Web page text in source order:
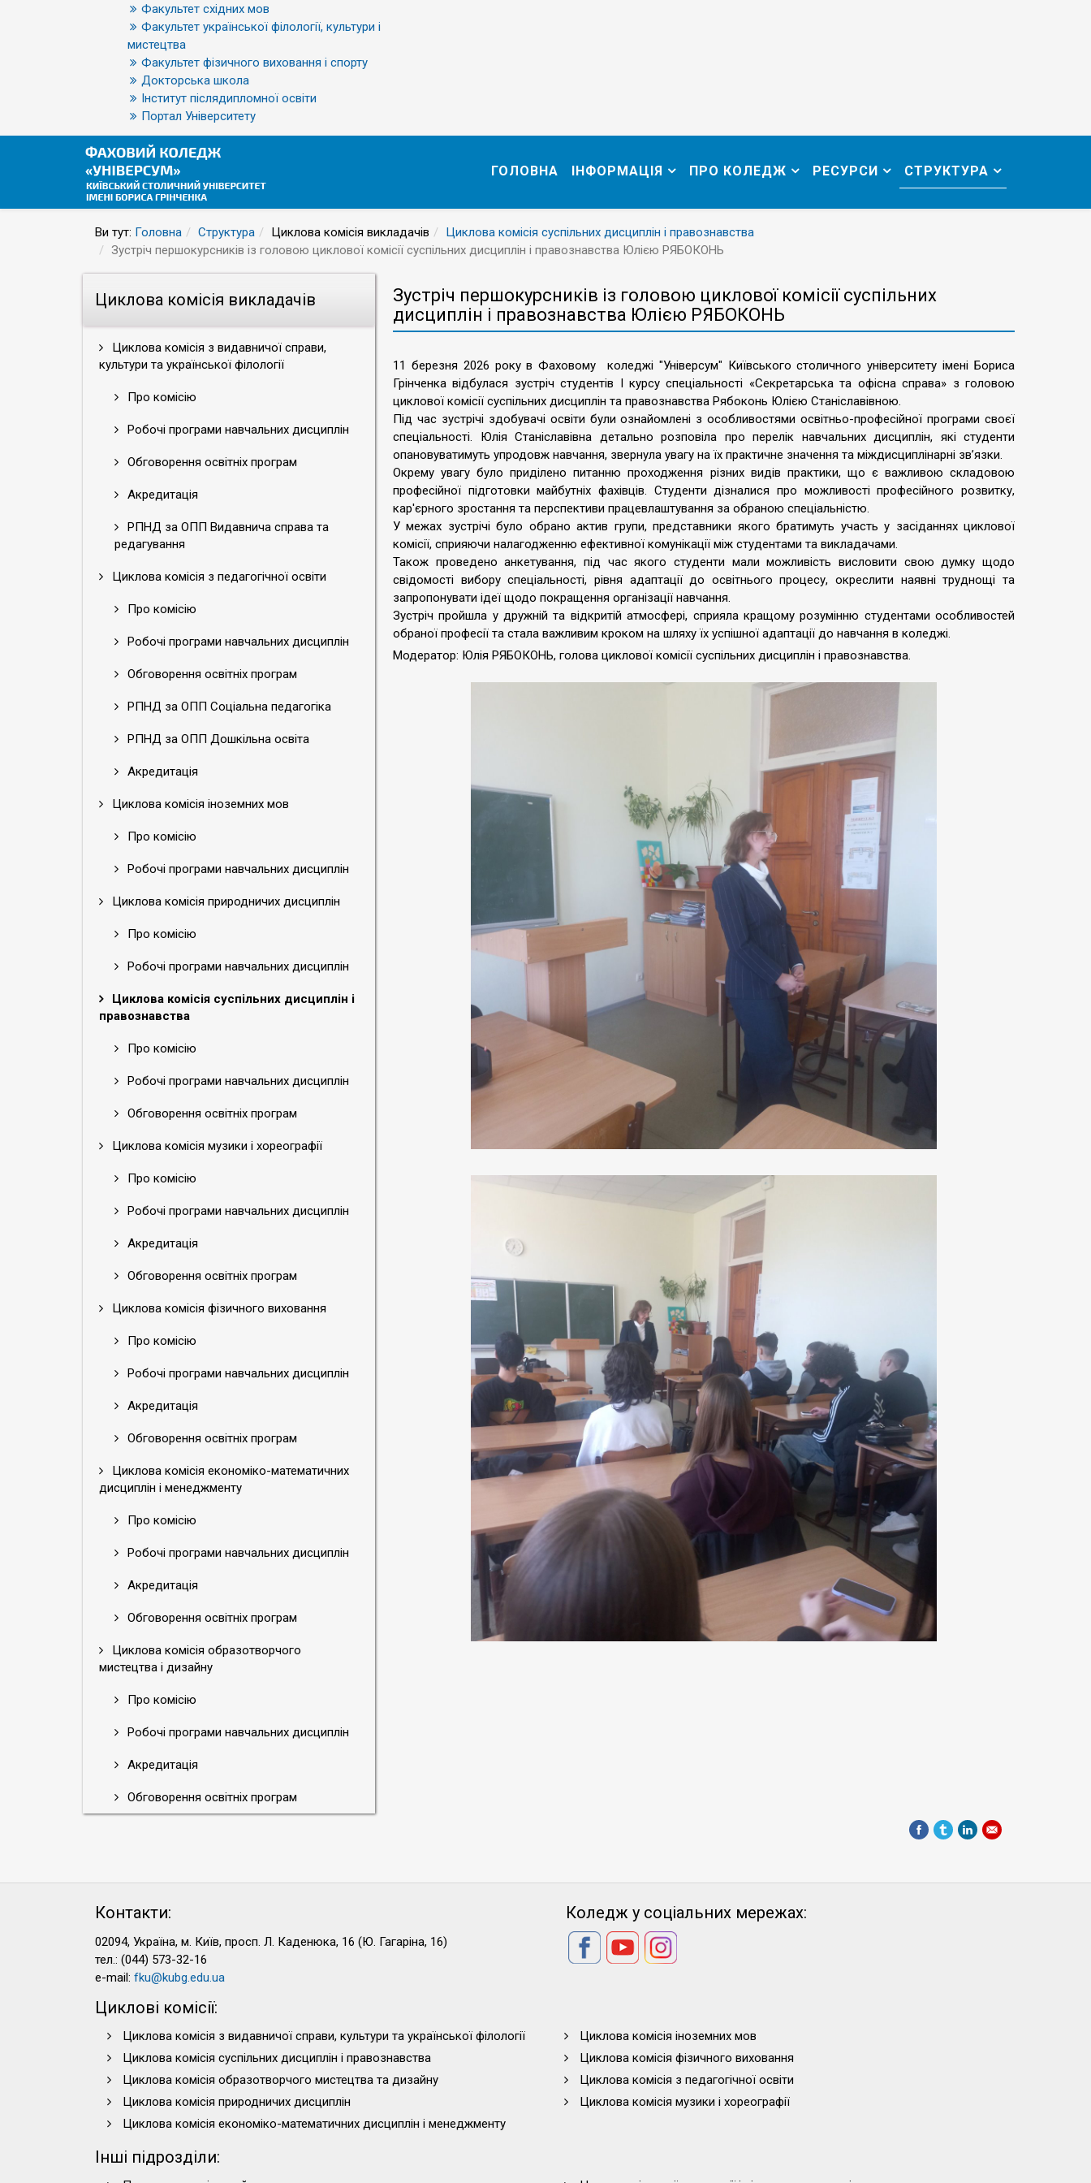
Факультет східних мов
Факультет української філології, культури і
мистецтва
Факультет фізичного виховання і спорту
Докторська школа
Інститут післядипломної освіти
Портал Університету
ГОЛОВНА ІНФОРМАЦІЯ ПРО КОЛЕДЖ РЕСУРСИ СТРУКТУРА
Ви тут: Головна Структура Циклова комісія викладачів
Циклова комісія суспільних дисциплін і правознавства
Зустріч першокурсників із головою циклової комісії суспільних дисциплін і правознавства Юлією РЯБОКОНЬ
Циклова комісія викладачів
Циклова комісія з видавничої справи,
культури та української філології
Про комісію
Робочі програми навчальних дисциплін
Обговорення освітніх програм
Акредитація
РПНД за ОПП Видавнича справа та
редагування
Циклова комісія з педагогічної освіти
Про комісію
Робочі програми навчальних дисциплін
Обговорення освітніх програм
РПНД за ОПП Соціальна педагогіка
РПНД за ОПП Дошкільна освіта
Акредитація
Циклова комісія іноземних мов
Про комісію
Робочі програми навчальних дисциплін
Циклова комісія природничих дисциплін
Про комісію
Робочі програми навчальних дисциплін
Циклова комісія суспільних дисциплін і
правознавства
Про комісію
Робочі програми навчальних дисциплін
Обговорення освітніх програм
Циклова комісія музики і хореографії
Про комісію
Робочі програми навчальних дисциплін
Акредитація
Обговорення освітніх програм
Циклова комісія фізичного виховання
Про комісію
Робочі програми навчальних дисциплін
Акредитація
Обговорення освітніх програм
Циклова комісія економіко-математичних
дисциплін і менеджменту
Про комісію
Робочі програми навчальних дисциплін
Акредитація
Обговорення освітніх програм
Циклова комісія образотворчого
мистецтва і дизайну
Про комісію
Робочі програми навчальних дисциплін
Акредитація
Обговорення освітніх програм
Зустріч першокурсників із головою циклової комісії суспільних
дисциплін і правознавства Юлією РЯБОКОНЬ
11 березня 2026 року в Фаховому коледжі "Універсум" Київського столичного університету імені Бориса
Грінченка відбулася зустріч студентів І курсу спеціальності «Секретарська та офісна справа» з головою
циклової комісії суспільних дисциплін та правознавства Рябоконь Юлією Станіславівною.
Під час зустрічі здобувачі освіти були ознайомлені з особливостями освітньо-професійної програми своєї
спеціальності. Юлія Станіславівна детально розповіла про перелік навчальних дисциплін, які студенти
опановуватимуть упродовж навчання, звернула увагу на їх практичне значення та міждисциплінарні зв’язки.
Окрему увагу було приділено питанню проходження різних видів практики, що є важливою складовою
професійної підготовки майбутніх фахівців. Студенти дізналися про можливості професійного розвитку,
кар'єрного зростання та перспективи працевлаштування за обраною спеціальністю.
У межах зустрічі було обрано актив групи, представники якого братимуть участь у засіданнях циклової
комісії, сприяючи налагодженню ефективної комунікації між студентами та викладачами.
Також проведено анкетування, під час якого студенти мали можливість висловити свою думку щодо
свідомості вибору спеціальності, рівня адаптації до освітнього процесу, окреслити наявні труднощі та
запропонувати ідеї щодо покращення організації навчання.
Зустріч пройшла у дружній та відкритій атмосфері, сприяла кращому розумінню студентами особливостей
обраної професії та стала важливим кроком на шляху їх успішної адаптації до навчання в коледжі.
Модератор: Юлія РЯБОКОНЬ, голова циклової комісії суспільних дисциплін і правознавства.
Контакти:
02094, Україна, м. Київ, просп. Л. Каденюка, 16 (Ю. Гагаріна, 16)
тел.: (044) 573-32-16
e-mail: fku@kubg.edu.ua
Коледж у соціальних мережах:
Циклові комісії:
Циклова комісія з видавничої справи, культури та української філології
Циклова комісія іноземних мов
Циклова комісія суспільних дисциплін і правознавства
Циклова комісія фізичного виховання
Циклова комісія образотворчого мистецтва та дизайну
Циклова комісія з педагогічної освіти
Циклова комісія природничих дисциплін
Циклова комісія музики і хореографії
Циклова комісія економіко-математичних дисциплін і менеджменту
Інші підрозділи: